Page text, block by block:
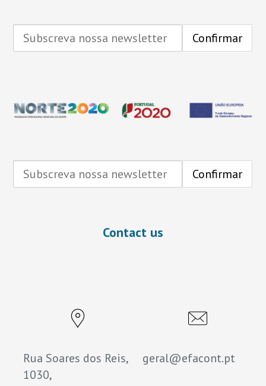
Contact us
Rua Soares dos Reis,
1030,
geral@efacont.pt